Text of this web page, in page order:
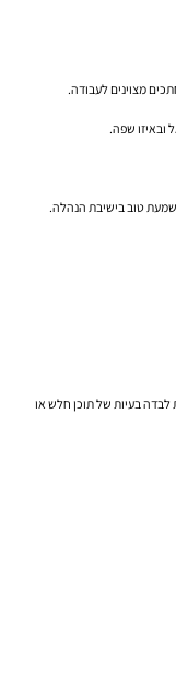
מצוינים לעבודה.
ובאיזו שפה.
לבדה בעיות של תוכן חלש או